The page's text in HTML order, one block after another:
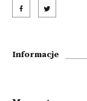
Informacje